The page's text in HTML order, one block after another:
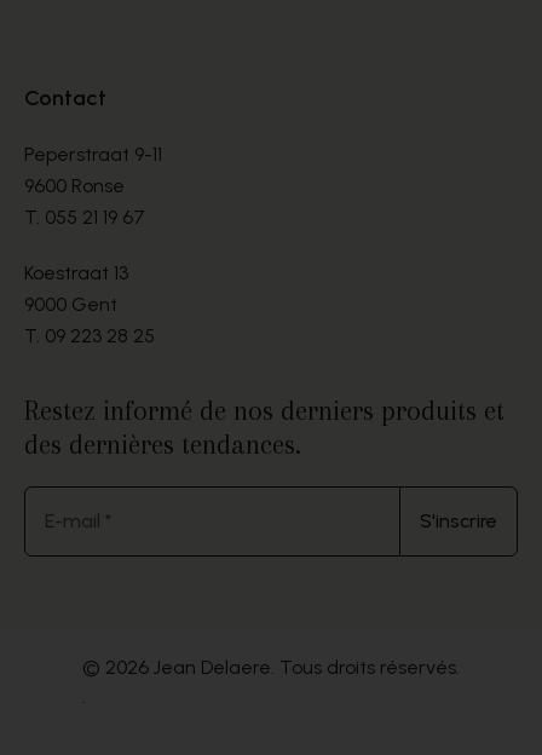
Contact
Peperstraat 9-11
9600 Ronse
T. 055 21 19 67
Koestraat 13
9000 Gent
T. 09 223 28 25
Restez informé de nos derniers produits et
des dernières tendances.
E-mail * S'inscrire
© 2026 Jean Delaere. Tous droits réservés.
.